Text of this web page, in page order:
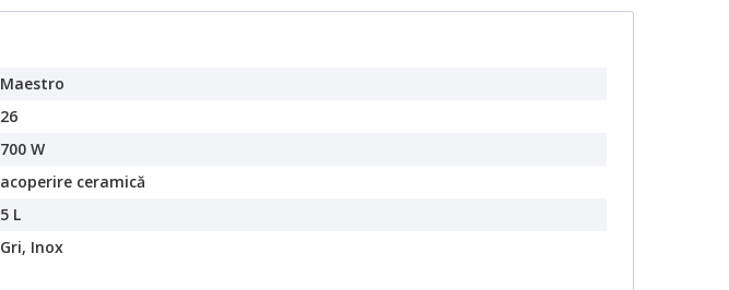
Maestro
26
700 W
acoperire ceramică
5 L
Gri, Inox